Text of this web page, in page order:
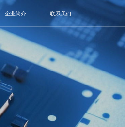
企业简介 联系我们